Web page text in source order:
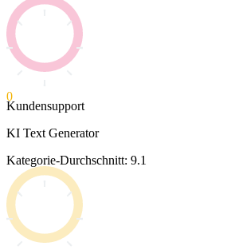
0
Kundensupport
KI Text Generator
Kategorie-Durchschnitt: 9.1